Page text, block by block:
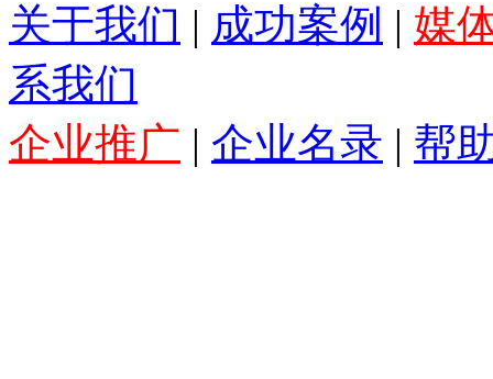
关于我们 | 成功案例 | 媒
系我们
企业推广 | 企业名录 | 帮